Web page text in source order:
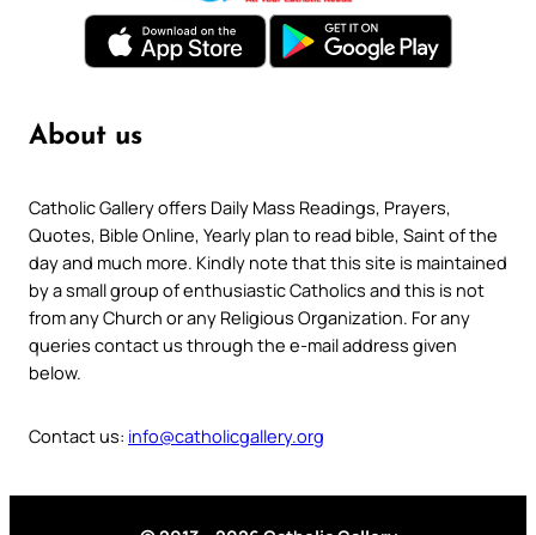
About us
Catholic Gallery offers Daily Mass Readings, Prayers,
Quotes, Bible Online, Yearly plan to read bible, Saint of the
day and much more. Kindly note that this site is maintained
by a small group of enthusiastic Catholics and this is not
from any Church or any Religious Organization. For any
queries contact us through the e-mail address given
below.
Contact us: info@catholicgallery.org